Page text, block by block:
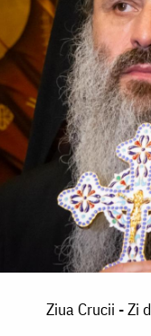
Ziua Crucii - Zi